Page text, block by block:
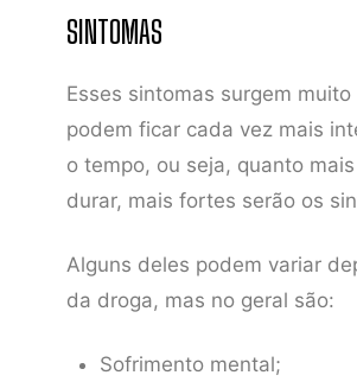
SINTOMAS
Esses sintomas surgem muito
podem ficar cada vez mais
o tempo, ou seja, quanto
durar, mais fortes serão os
Alguns deles podem variar
da droga, mas no geral são:
Sofrimento mental;